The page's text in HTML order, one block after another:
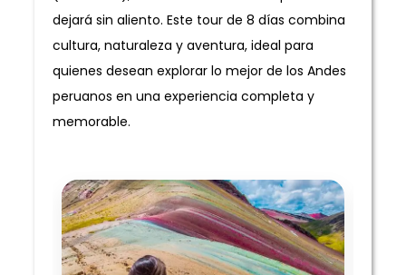
dejará sin aliento. Este tour de 8 días combina
cultura, naturaleza y aventura, ideal para
quienes desean explorar lo mejor de los Andes
peruanos en una experiencia completa y
memorable.